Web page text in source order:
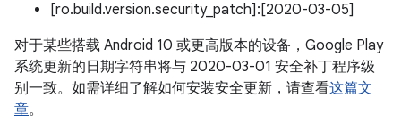
[ro.build.version.security_patch]:[2020-03-05]
对于某些搭载 Android 10 或更高版本的设备，Google Play
系统更新的日期字符串将与 2020-03-01 安全补丁程序级
别一致。如需详细了解如何安装安全更新，请查看这篇文
章。